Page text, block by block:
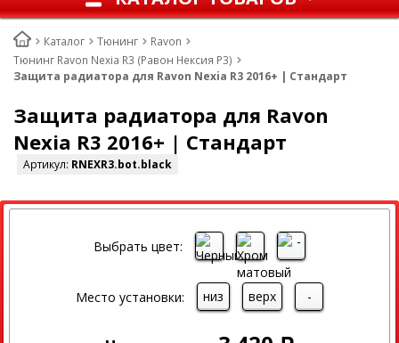
Каталог Тюнинг
Ravon
Тюнинг Ravon Nexia R3 (Равон Нексия Р3)
Защита радиатора для Ravon Nexia R3 2016+ | Стандарт
Защита радиатора для Ravon
Nexia R3 2016+ | Стандарт
Артикул: RNEXR3.bot.black
СКИДКА
Выбрать цвет:
Место установки: низ верх -